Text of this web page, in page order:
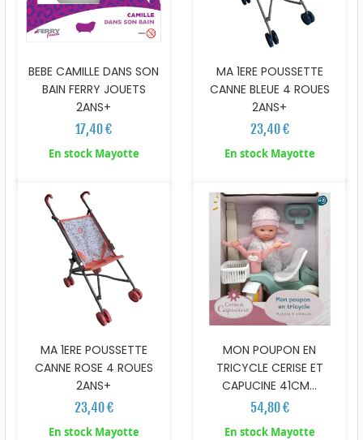
BEBE CAMILLE DANS SON
BAIN FERRY JOUETS
2ANS+
17,40 €
En stock Mayotte
MA 1ERE POUSSETTE
CANNE BLEUE 4 ROUES
2ANS+
23,40 €
En stock Mayotte
MA 1ERE POUSSETTE
CANNE ROSE 4 ROUES
2ANS+
23,40 €
En stock Mayotte
MON POUPON EN
TRICYCLE CERISE ET
CAPUCINE 41CM...
54,80 €
En stock Mayotte